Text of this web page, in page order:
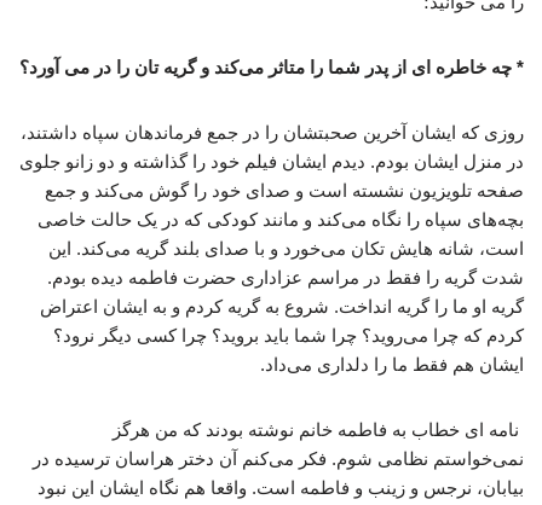
* چه خاطره ای از پدر شما را متاثر می‌کند و گریه تان را در می آورد؟
روزی که ایشان آخرین صحبتشان را در جمع فرماندهان سپاه داشتند،
در منزل ایشان بودم. دیدم ایشان فیلم خود را گذاشته و دو زانو جلوی
صفحه تلویزیون نشسته است و صدای خود را گوش می‌کند و جمع
بچه‌های سپاه را نگاه می‌کند و مانند کودکی که در یک حالت خاصی
است، شانه هایش تکان می‌خورد و با صدای بلند گریه می‌کند. این
شدت گریه را فقط در مراسم عزاداری حضرت فاطمه دیده بودم.
گریه او ما را گریه انداخت. شروع به گریه کردم و به ایشان اعتراض
کردم که چرا می‌روید؟ چرا شما باید بروید؟ چرا کسی دیگر نرود؟
ایشان هم فقط ما را دلداری می‌داد.
نامه ای خطاب به فاطمه خانم نوشته بودند که من هرگز
نمی‌خواستم نظامی شوم. فکر می‌کنم آن دختر هراسان ترسیده در
بیابان، نرجس و زینب و فاطمه است. واقعا هم نگاه ایشان این نبود